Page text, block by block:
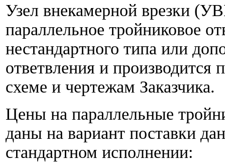
Узел внекамерной врезки
параллельное тройниковое
нестандартного типа или
ответвления и производится
схеме и чертежам Заказчика.
Цены на параллельные
даны на вариант поставки
стандартном исполнении: